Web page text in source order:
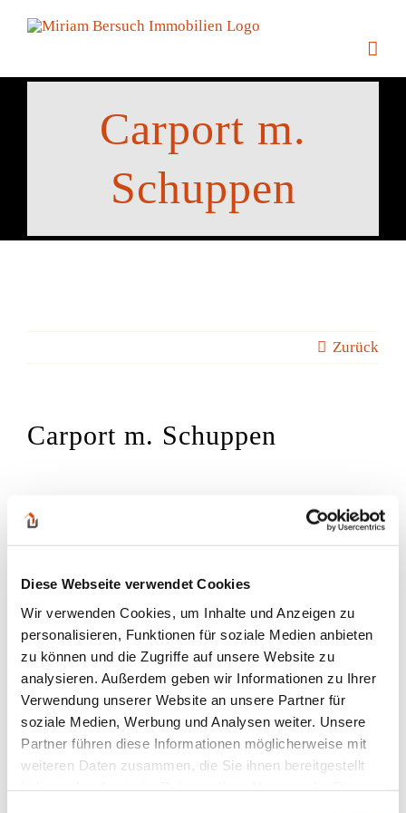
Diese Webseite verwendet Cookies
Wir verwenden Cookies, um Inhalte und Anzeigen zu
personalisieren, Funktionen für soziale Medien anbieten
zu können und die Zugriffe auf unsere Website zu
analysieren. Außerdem geben wir Informationen zu Ihrer
Verwendung unserer Website an unsere Partner für
soziale Medien, Werbung und Analysen weiter. Unsere
Partner führen diese Informationen möglicherweise mit
weiteren Daten zusammen, die Sie ihnen bereitgestellt
Inhalt
Carport m.
Schuppen
Zurück
Carport m. Schuppen